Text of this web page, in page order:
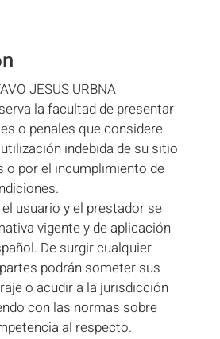
JESUS URBNA
la facultad de presentar
o penales que considere
indebida de su sitio
o por el incumplimiento de
usuario y el prestador se
vigente y de aplicación
De surgir cualquier
podrán someter sus
o acudir a la jurisdicción
con las normas sobre
al respecto.